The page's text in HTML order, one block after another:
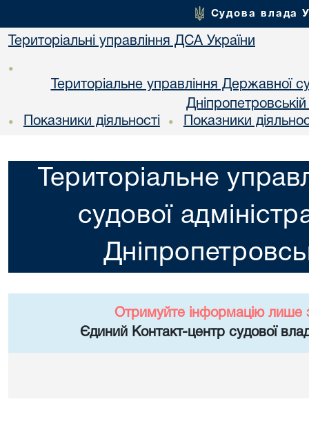
Судова влада
Територіальні управління ДСА України
•
Територіальне управління Державної
• Показники діяльності • Показники
Територіальне
судової
Отримуйте інформацію лише
Єдиний Контакт-центр судової